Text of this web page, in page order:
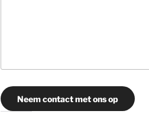
Neem contact met ons op